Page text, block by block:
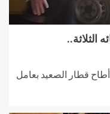
الثلاثة..
قطار الصعيد بعامل